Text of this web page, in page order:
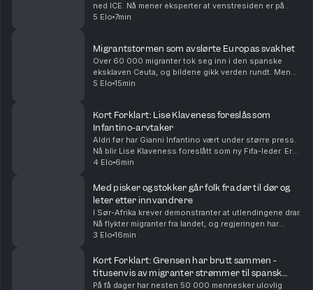
ned ICE. Nå mener eksperter at venstresiden er på
fremmarsj i Det demokratiske partiet i USA. Vi
5 Elo 7min
Migrantstormen som avslørte Europas svakhet
Over 60 000 migranter tok seg inn i den spanske
eksklaven Ceuta, og bildene gikk verden rundt. Men
den virale fortellingen om hva som skjedde kan bli
5 Elo 15min
Kort Forklart: Lise Klaveness foreslås som
Infantino-arvtaker
Aldri før har Gianni Infantino vært under større press.
Nå blir Lise Klaveness foreslått som ny Fifa-leder. Er
det realistisk? Vi oppsummerer nyhetene for deg, i
4 Elo 6min
Med pisker og stokker går folk fra dør til dør og
leter etter innvandrere
I Sør-Afrika krever demonstranter at utlendingene drar.
Nå flykter migranter fra landet, og regjeringen har
deportert over 50 000. Både folk i gatene og
3 Elo 16min
Kort Forklart: Grensen har brutt sammen -
titusenvis av migranter strømmer til spansk
eksklave
På få dager har nesten 50 000 mennesker ulovlig